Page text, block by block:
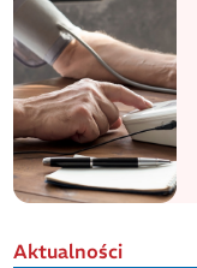
Aktualności